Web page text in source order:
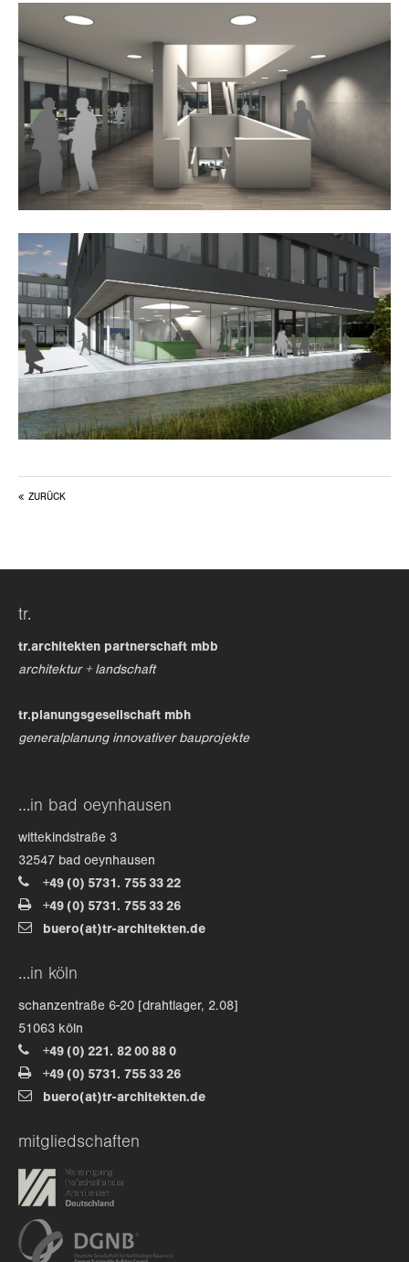
about us
lorem ipsum dolor sit amet, consectetuer
adipiscing elit.
aenean commodo ligula eget dolor. aenean massa. cum
sociis natoque penatibus et magnis dis parturient
ultricies nec.
ZURÜCK
tr.
tr.architekten partnerschaft mbb
architektur + landschaft
tr.planungsgesellschaft mbh
generalplanung innovativer bauprojekte
…in bad oeynhausen
wittekindstraße 3
32547 bad oeynhausen
+49 (0) 5731. 755 33 22
+49 (0) 5731. 755 33 26
buero(at)tr-architekten.de
…in köln
schanzentraße 6-20 [drahtlager, 2.08]
51063 köln
+49 (0) 221. 82 00 88 0
+49 (0) 5731. 755 33 26
buero(at)tr-architekten.de
mitgliedschaften